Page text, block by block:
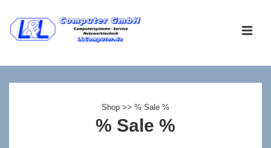
Zum
Inhalt
Shop >> % Sale %
% Sale %